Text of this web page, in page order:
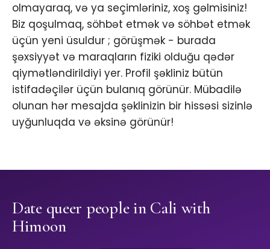
olmayaraq, və ya seçimləriniz, xoş gəlmisiniz!
Biz qoşulmaq, söhbət etmək və söhbət etmək
üçün yeni üsuldur ; görüşmək - burada
şəxsiyyət və maraqların fiziki olduğu qədər
qiymətləndirildiyi yer. Profil şəkliniz bütün
istifadəçilər üçün bulanıq görünür. Mübadilə
olunan hər mesajda şəklinizin bir hissəsi sizinlə
uyğunluqda və əksinə görünür!
Date queer people in Cali with
Himoon